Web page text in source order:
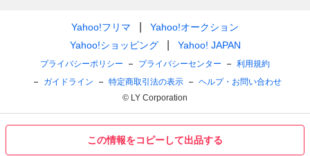
この情報をコピーして出品する
Yahoo!フリマ
Yahoo!オークション
Yahoo!ショッピング
Yahoo! JAPAN
プライバシーポリシー プライバシーセンター
利用規約
ガイドライン
特定商取引法の表示
ヘルプ・お問い合わせ
© LY Corporation